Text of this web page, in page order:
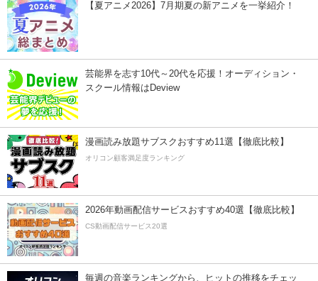
【夏アニメ2026】7月期夏の新アニメを一挙紹介！
芸能界を志す10代～20代を応援！オーディション・
スクール情報はDeview
漫画読み放題サブスクおすすめ11選【徹底比較】
オリコン顧客満足度ランキング
2026年動画配信サービスおすすめ40選【徹底比較】
CS動画配信サービス20選
毎週の音楽ランキングから、ヒットの推移をチェッ